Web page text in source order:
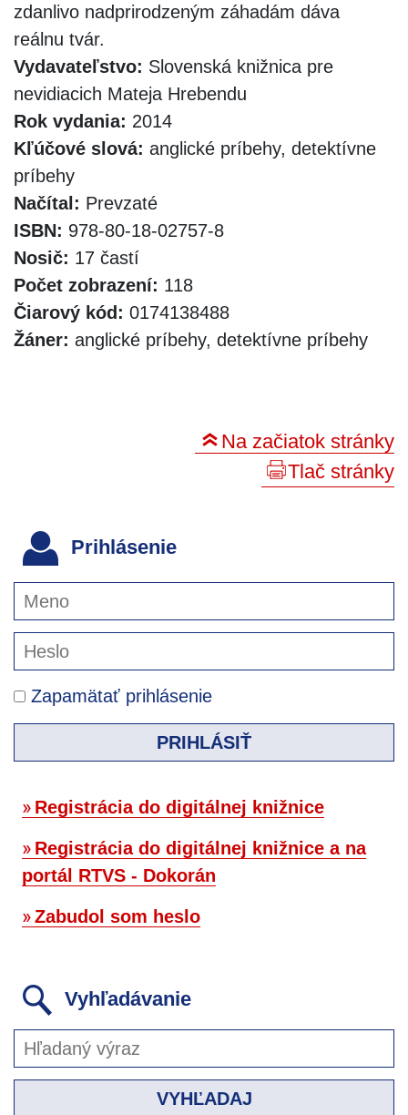
zdanlivo nadprirodzeným záhadám dáva
reálnu tvár.
Vydavateľstvo: Slovenská knižnica pre
nevidiacich Mateja Hrebendu
Rok vydania: 2014
Kľúčové slová: anglické príbehy, detektívne
príbehy
Načítal: Prevzaté
ISBN: 978-80-18-02757-8
Nosič: 17 častí
Počet zobrazení: 118
Čiarový kód: 0174138488
Žáner: anglické príbehy, detektívne príbehy
Na začiatok stránky
Tlač stránky
Prihlásenie
Zapamätať prihlásenie
PRIHLÁSIŤ
Registrácia do digitálnej knižnice
Registrácia do digitálnej knižnice a na
portál RTVS - Dokorán
Zabudol som heslo
Vyhľadávanie
VYHĽADAJ